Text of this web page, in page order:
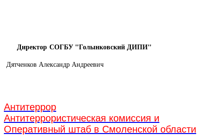
Директор СОГБУ "Голынковский ДИПИ"
Дятченков Александр Андреевич
Антитеррор
Антитеррористическая комиссия и
Оперативный штаб в Смоленской области